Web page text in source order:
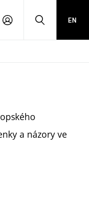
PŘIHLÁSITHLEDAT
EN
a názory ve